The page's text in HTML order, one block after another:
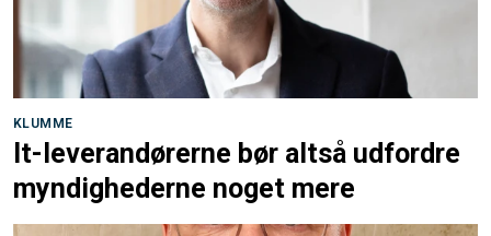
KLUMME
It-leverandørerne bør altså udfordre
myndighederne noget mere